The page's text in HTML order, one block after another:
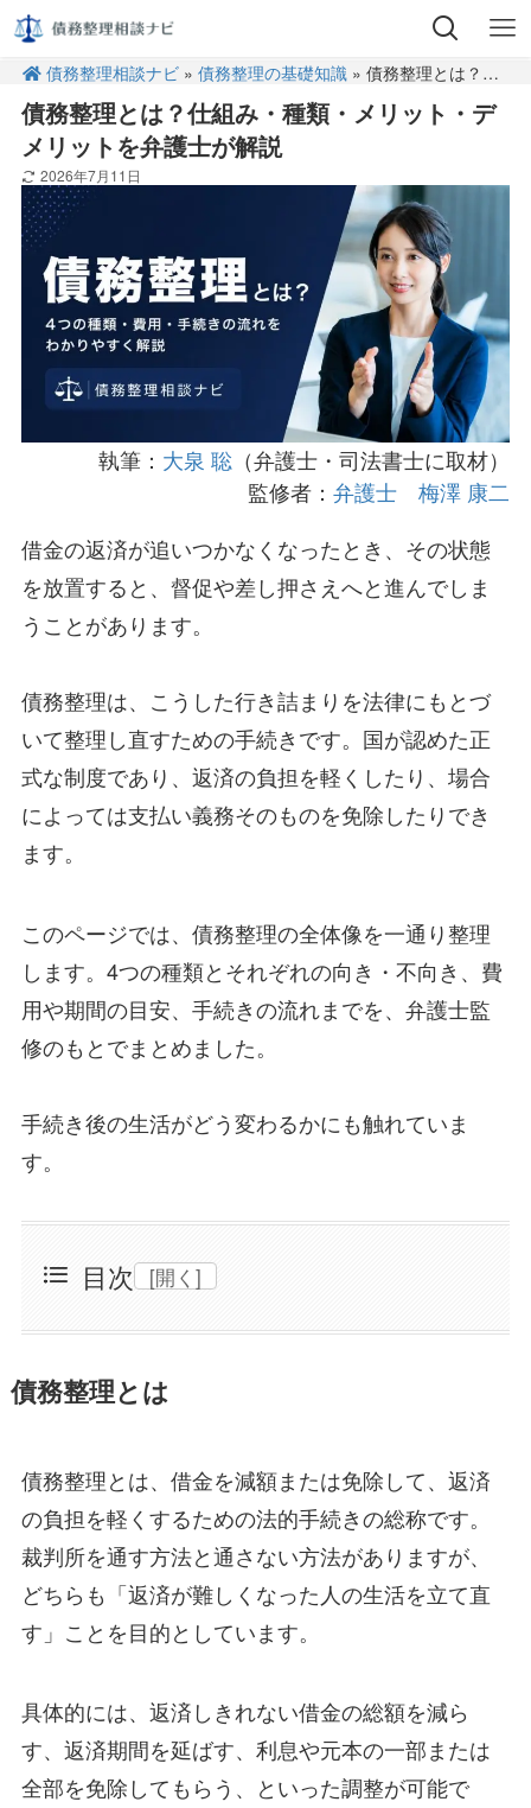
債務整理相談ナビ »債務整理の基礎知識 » 債務整理とは？仕組み・種類・メリット・デメリットを弁護士が解説
債務整理とは？仕組み・種類・メリット・デ
メリットを弁護士が解説
2026年7月11日
執筆： 大泉 聡 （弁護士・司法書士に取材）
監修者：弁護士 梅澤 康二
借金の返済が追いつかなくなったとき、その状態
を放置すると、督促や差し押さえへと進んでしま
うことがあります。
債務整理は、こうした行き詰まりを法律にもとづ
いて整理し直すための手続きです。国が認めた正
式な制度であり、返済の負担を軽くしたり、場合
によっては支払い義務そのものを免除したりでき
ます。
このページでは、債務整理の全体像を一通り整理
します。4つの種類とそれぞれの向き・不向き、費
用や期間の目安、手続きの流れまでを、弁護士監
修のもとでまとめました。
手続き後の生活がどう変わるかにも触れていま
す。
目次 [開く]
債務整理とは
債務整理とは、借金を減額または免除して、返済
の負担を軽くするための法的手続きの総称です。
裁判所を通す方法と通さない方法がありますが、
どちらも「返済が難しくなった人の生活を立て直
す」ことを目的としています。
具体的には、返済しきれない借金の総額を減ら
す、返済期間を延ばす、利息や元本の一部または
全部を免除してもらう、といった調整が可能で